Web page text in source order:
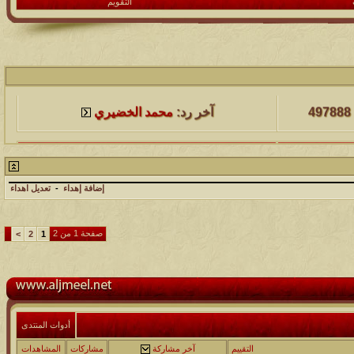
آخر مشاركة
آخر مشاركة
محمد الخضيري
97354 آخر رد:محمد الخضيري
آخر مشاركة
آخر رد:محمد الخضيري
إضافة إهداء - تعديل اهداء
صفحة 1 من 2 1
2
>
أدوات المنتدى
التقييم آخر مشاركة مشاركات المشاهدات